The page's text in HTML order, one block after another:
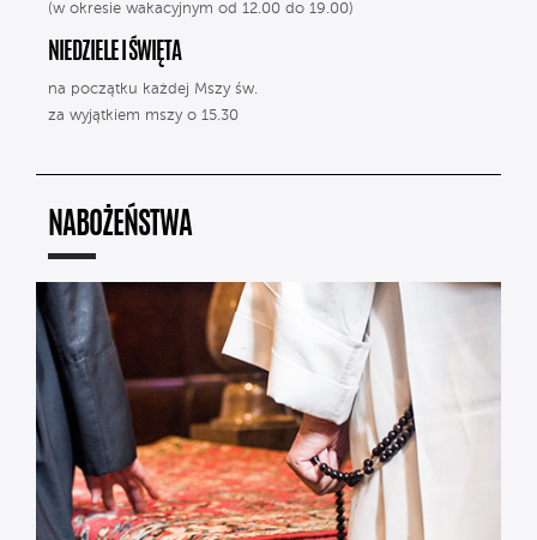
(w okresie wakacyjnym od 12.00 do 19.00)
NIEDZIELE I ŚWIĘTA
na początku każdej Mszy św.
za wyjątkiem mszy o 15.30
NABOŻEŃSTWA